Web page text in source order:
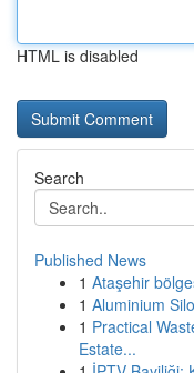
HTML is disabled
Search
Published News
1 Ataşehir
1 Aluminium
1 Practical
Estate...